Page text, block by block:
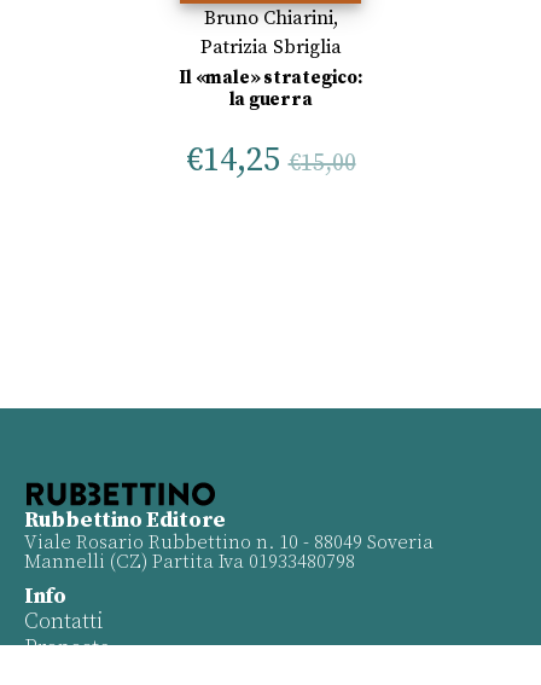
Bruno Chiarini,
Patrizia Sbriglia
Il «male» strategico:
la guerra
€14,25 €15,00
Rubbettino Editore
Viale Rosario Rubbettino n. 10 - 88049 Soveria
Mannelli (CZ) Partita Iva 01933480798
Info
Contatti
Proposte